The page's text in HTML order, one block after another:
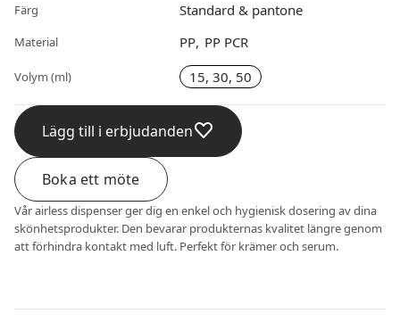
Färg Standard & pantone
Material PP PP PCR
Volym (ml) 15, 30, 50
Lägg till i erbjudanden
Boka ett möte
Vår airless dispenser ger dig en enkel och hygienisk dosering av dina
skönhetsprodukter. Den bevarar produkternas kvalitet längre genom
att förhindra kontakt med luft. Perfekt för krämer och serum.